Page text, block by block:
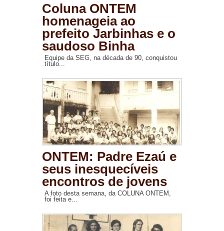
Coluna ONTEM
homenageia ao
prefeito Jarbinhas e o
saudoso Binha
Equipe da SEG, na década de 90, conquistou
título...
ONTEM: Padre Ezaú e
seus inesquecíveis
encontros de jovens
A foto desta semana, da COLUNA ONTEM,
foi feita e...